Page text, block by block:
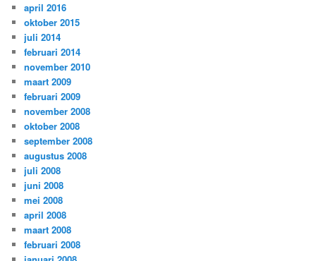
april 2016
oktober 2015
juli 2014
februari 2014
november 2010
maart 2009
februari 2009
november 2008
oktober 2008
september 2008
augustus 2008
juli 2008
juni 2008
mei 2008
april 2008
maart 2008
februari 2008